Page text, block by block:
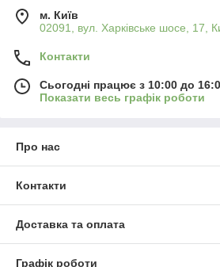
м. Київ
02091, вул. Харківське шосе, 17,
Контакти
Сьогодні працює з 10:00 до
Показати весь графік роботи
Про нас
Контакти
Доставка та оплата
Графік роботи